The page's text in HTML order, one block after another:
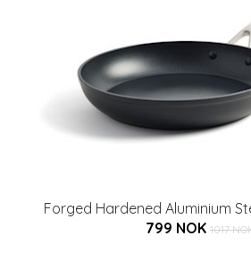
Forged Hardened Aluminium
799 NOK 1017